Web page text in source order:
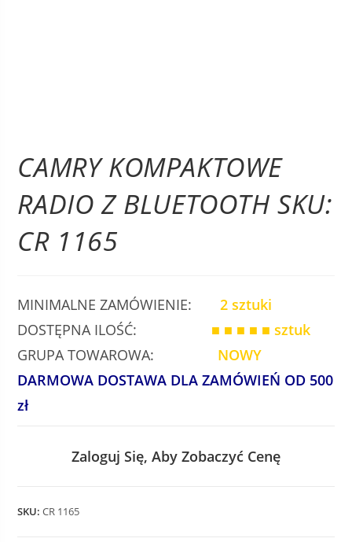
CAMRY KOMPAKTOWE
RADIO Z BLUETOOTH SKU:
CR 1165
MINIMALNE ZAMÓWIENIE:2 sztuki
DOSTĘPNA ILOŚĆ: ■ ■ ■ ■ ■ sztuk
GRUPA TOWAROWA: NOWY
DARMOWA DOSTAWA DLA ZAMÓWIEŃ OD 500
zł
Zaloguj Się, Aby Zobaczyć Cenę
SKU:CR 1165